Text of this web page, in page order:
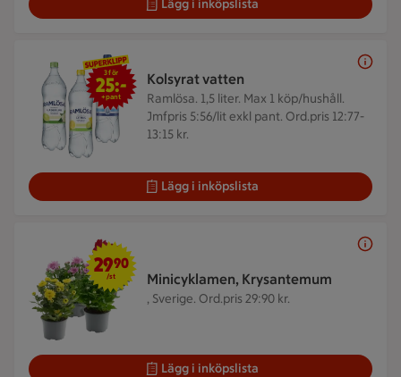
Lägg i inköpslista
Kolsyrat vatten
Ramlösa. 1,5 liter. Max 1 köp/hushåll.
Jmfpris 5:56/lit exkl pant. Ord.pris 12:77-
13:15 kr.
3 för 25 kr +pant
3 för
25:-
+pant
Lägg i inköpslista
Minicyklamen, Krysantemum
, Sverige. Ord.pris 29:90 kr.
29,90 kr/st
2990
/st
Lägg i inköpslista